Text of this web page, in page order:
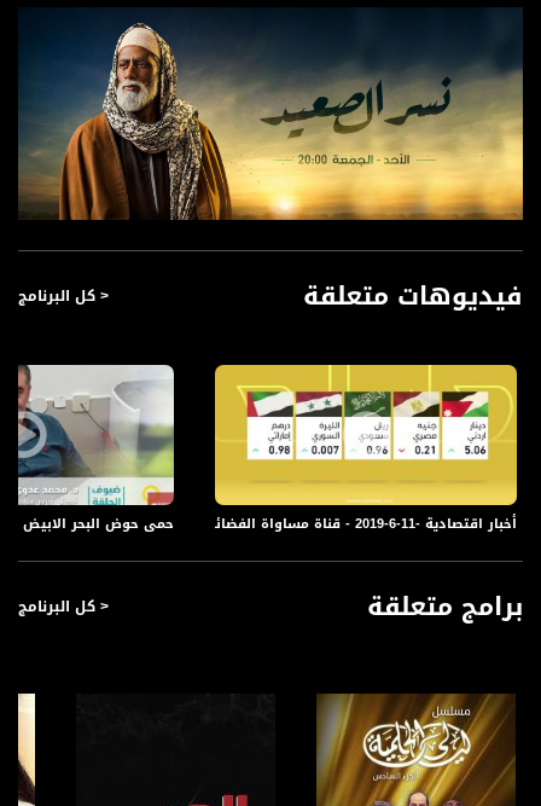
فيديوهات متعلقة < كل البرنامج
حمى حوض البحر الابيض أخبار اقتصادية -11-6-2019 - قناة مساواة الفضائية
برامج متعلقة < كل البرنامج